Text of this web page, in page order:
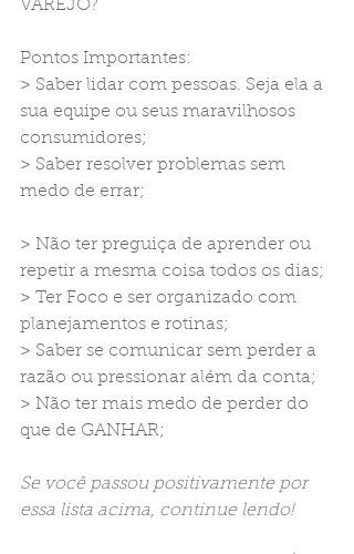
VAREJO?
Pontos Importantes:
> Saber lidar com pessoas. Seja ela a
sua equipe ou seus maravilhosos
consumidores;
> Saber resolver problemas sem
medo de errar;
> Não ter preguiça de aprender ou
repetir a mesma coisa todos os dias;
> Ter Foco e ser organizado com
planejamentos e rotinas;
> Saber se comunicar sem perder a
razão ou pressionar além da conta;
> Não ter mais medo de perder do
que de GANHAR;
Se você passou positivamente por
essa lista acima, continue lendo!